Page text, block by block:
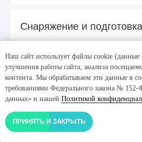
Наш сайт использует файлы cookie
улучшения работы сайта, анализа
контента. Мы обрабатываем эти данные в
требованиями Федерального закона №
данных» и нашей Политикой
ПРИНЯТЬ И ЗАКРЫТЬ
Снаряжение и подготовка
Необходимые документы
Правила безопасности